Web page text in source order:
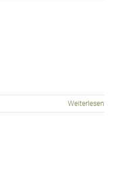
Weiterlesen